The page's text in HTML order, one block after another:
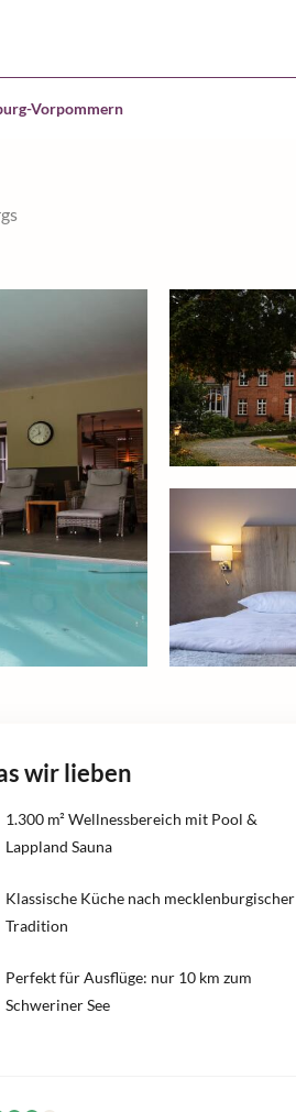
Vorpommern
wir lieben
1.300 m² Wellnessbereich mit Pool &
Lappland Sauna
Klassische Küche nach mecklenburgischer
Tradition
Perfekt für Ausflüge: nur 10 km zum
Schweriner See